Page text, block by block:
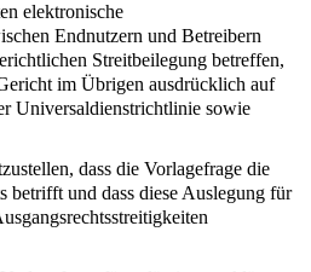
elektronische
Endnutzern und Betreibern
Streitbeilegung betreffen,
im Übrigen ausdrücklich auf
Universaldienstrichtlinie sowie
dass die Vorlagefrage die
betrifft und dass diese Auslegung für